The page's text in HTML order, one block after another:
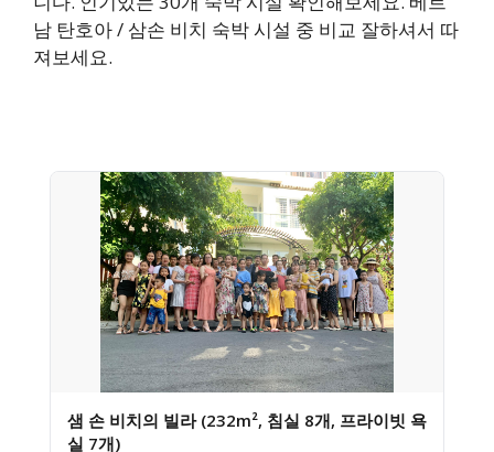
남 탄호아 / 삼손 비치 숙박 시설 중 비교 잘하셔서 따
져보세요.
샘 손 비치의 빌라 (232m², 침실 8개, 프라이빗 욕
실 7개)